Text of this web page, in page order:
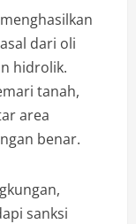
dari oli
hidrolik.
tanah,
area
benar.
sanksi